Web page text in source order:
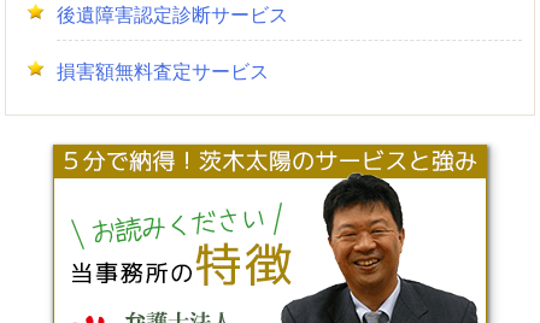
後遺障害認定診断サービス
損害額無料査定サービス